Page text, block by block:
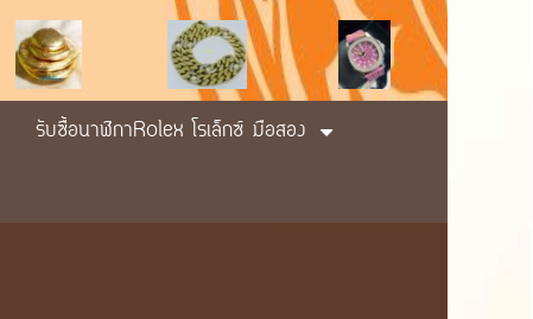
รับซื้อนาฬิกาRolex โรเล็กซ์ มือสอง